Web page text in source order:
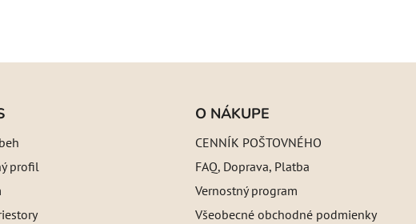
profil
O NÁKUPE
CENNÍK POŠTOVNÉHO
FAQ, Doprava, Platba
Vernostný program
Všeobecné obchodné podmienky